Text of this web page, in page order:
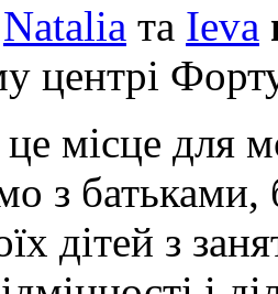
Natalia та Іеva
центрі
місце для
з батьками,
дітей з